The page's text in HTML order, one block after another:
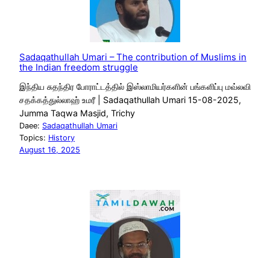
Sadaqathullah Umari – The contribution of Muslims in
the Indian freedom struggle
இந்திய சுதந்திர போராட்டத்தில் இஸ்லாமியர்களின் பங்களிப்பு மவ்லவி
சதக்கத்துல்லாஹ் உமரீ | Sadaqathullah Umari 15-08-2025,
Jumma Taqwa Masjid, Trichy
Daee: Sadaqathullah Umari
Topics: History
August 16, 2025